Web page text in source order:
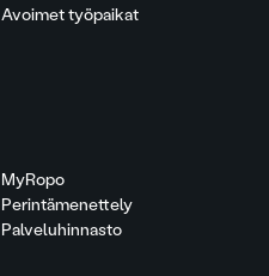
Avoimet työpaikat
MyRopo
Perintämenettely
Palveluhinnasto